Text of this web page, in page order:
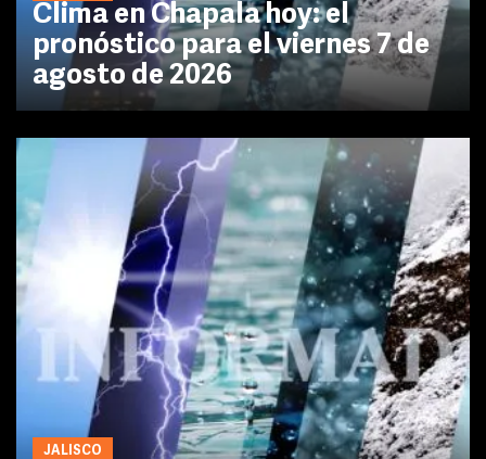
Clima en Chapala hoy: el
pronóstico para el viernes 7 de
agosto de 2026
JALISCO